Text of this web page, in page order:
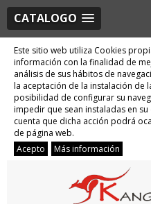
CATALOGO
Este sitio web utiliza Cookies
información con la finalidad de
análisis de sus hábitos de
la aceptación de la instalación de
posibilidad de configurar su
impedir que sean instaladas en
cuenta que dicha acción podrá
de página web.
Acepto
Más información